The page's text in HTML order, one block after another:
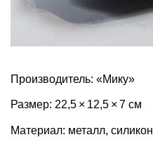
Производитель: «Мику»
Размер: 22,5 × 12,5 × 7 см
Материал: металл, силикон